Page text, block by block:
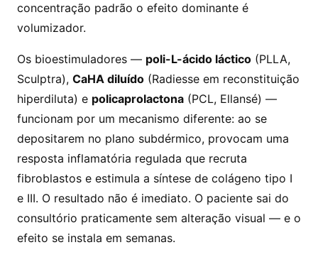
concentração padrão o efeito dominante é
volumizador.
Os bioestimuladores — poli-L-ácido láctico (PLLA,
Sculptra), CaHA diluído (Radiesse em reconstituição
hiperdiluta) e policaprolactona (PCL, Ellansé) —
funcionam por um mecanismo diferente: ao se
depositarem no plano subdérmico, provocam uma
resposta inflamatória regulada que recruta
fibroblastos e estimula a síntese de colágeno tipo I
e III. O resultado não é imediato. O paciente sai do
consultório praticamente sem alteração visual — e o
efeito se instala em semanas.